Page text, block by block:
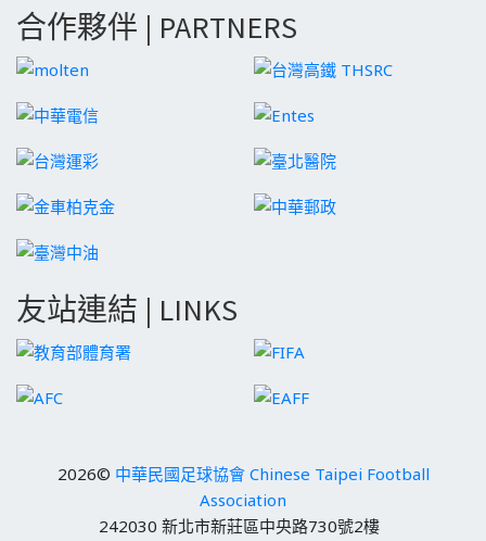
合作夥伴 | PARTNERS
友站連結 | LINKS
2026© 中華民國足球協會 Chinese Taipei Football
Association
242030 新北市新莊區中央路730號2樓